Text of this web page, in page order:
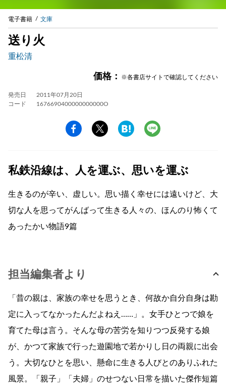
電子書籍 文庫
送り火
重松清
価格： ※各書店サイトで確認してください
発売日
2011年07月20日
コード
1676690400000000000O
私鉄沿線は、人を運ぶ、思いを運ぶ
生きるのが辛い、虚しい。思い描く幸せには遠いけど、大
切な人を思ってがんばって生きる人々の、ほんのり怖くて
あったかい物語9篇
担当編集者より
「昔の親は、家族の幸せを思うとき、何故か自分自身は勘
定に入ってなかったんだよねえ……」。女手ひとつで娘を
育てた母は言う。そんな母の苦労を知りつつ反発する娘
が、かつて家族で行った遊園地で若かりし日の両親に出会
う。大切なひとを思い、懸命に生きる人びとのありふれた
風景。「親子」「夫婦」のせつない日常を描いた傑作短篇